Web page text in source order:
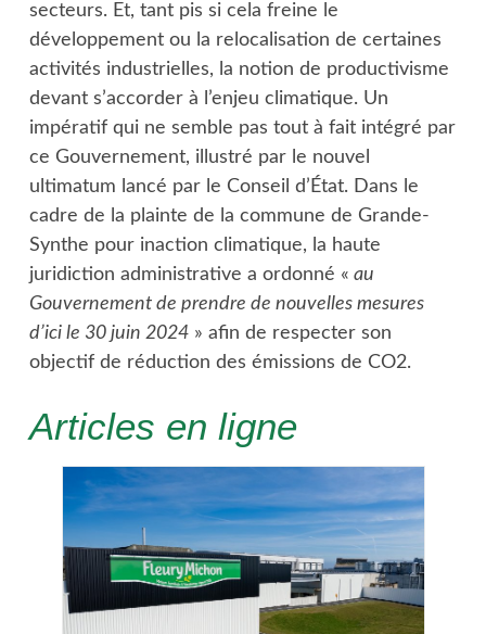
secteurs. Et, tant pis si cela freine le
développement ou la relocalisation de certaines
activités industrielles, la notion de productivisme
devant s’accorder à l’enjeu climatique. Un
impératif qui ne semble pas tout à fait intégré par
ce Gouvernement, illustré par le nouvel
ultimatum lancé par le Conseil d’État. Dans le
cadre de la plainte de la commune de Grande-
Synthe pour inaction climatique, la haute
juridiction administrative a ordonné « au
Gouvernement de prendre de nouvelles mesures
d’ici le 30 juin 2024» afin de respecter son
objectif de réduction des émissions de CO2.
Articles en ligne